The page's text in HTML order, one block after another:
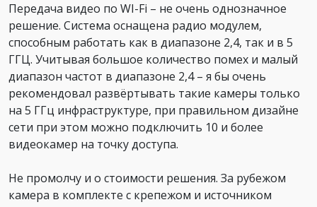
Передача видео по WI-Fi – не очень однозначное
решение. Система оснащена радио модулем,
способным работать как в диапазоне 2,4, так и в 5
ГГЦ. Учитывая большое количество помех и малый
диапазон частот в диапазоне 2,4 – я бы очень
рекомендовал развёртывать такие камеры только
на 5 ГГц инфраструктуре, при правильном дизайне
сети при этом можно подключить 10 и более
видеокамер на точку доступа.
Не промолчу и о стоимости решения. За рубежом
камера в комплекте с крепежом и источником